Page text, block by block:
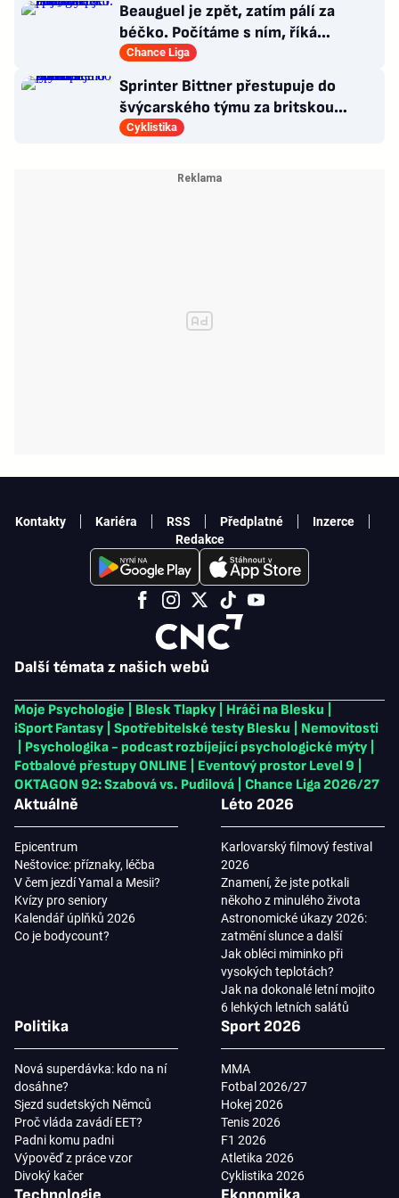
Beauguel je zpět, zatím pálí za
béčko. Počítáme s ním, říká
manažer Artisu. Pojezný padl
Chance Liga
Sprinter Bittner přestupuje do
švýcarského týmu za britskou
hvězdou Pidcockem
Cyklistika
Další témata z našich webů
Moje Psychologie Blesk Tlapky Hráči na Blesku
iSport Fantasy
Spotřebitelské testy Blesku
Nemovitosti
Psychologika - podcast rozbíjející psychologické mýty
Fotbalové přestupy ONLINE
Eventový prostor Level 9
OKTAGON 92: Szabová vs. Pudilová
Chance Liga 2026/27
Aktuálně
Epicentrum
Neštovice: příznaky, léčba
V čem jezdí Yamal a Mesii?
Kvízy pro seniory
Kalendář úplňků 2026
Co je bodycount?
Léto 2026
Karlovarský filmový festival
2026
Znamení, že jste potkali
někoho z minulého života
Astronomické úkazy 2026:
zatmění slunce a další
Jak obléci miminko při
vysokých teplotách?
Jak na dokonalé letní mojito
6 lehkých letních salátů
Politika
Nová superdávka: kdo na ní
dosáhne?
Sjezd sudetských Němců
Proč vláda zavádí EET?
Padni komu padni
Výpověď z práce vzor
Divoký kačer
Sport 2026
MMA
Fotbal 2026/27
Hokej 2026
Tenis 2026
F1 2026
Atletika 2026
Cyklistika 2026
Kontakty Kariéra RSS Předplatné
Inzerce
Redakce